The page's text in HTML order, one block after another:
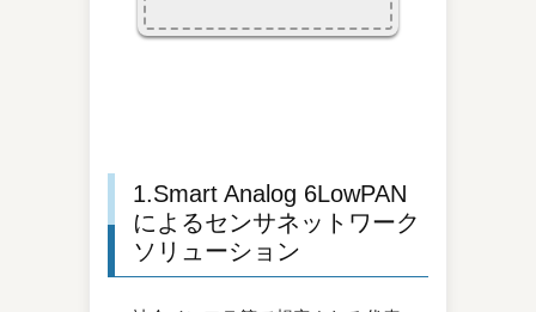
1.Smart Analog 6LowPAN
によるセンサネットワーク
ソリューション